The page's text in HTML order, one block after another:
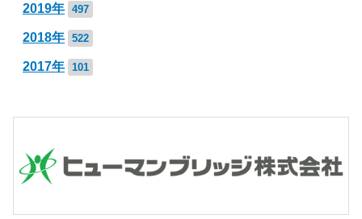
2019年 497
2018年 522
2017年 101